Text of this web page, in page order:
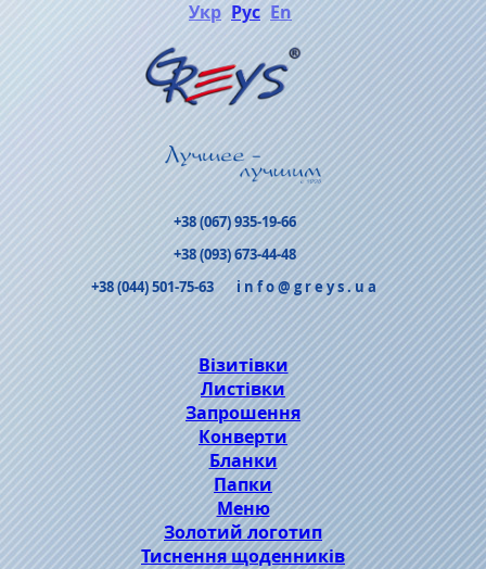
Укр Рус En
+38 (067) 935-19-66
+38 (093) 673-44-48
+38 (044) 501-75-63
info@greys.ua
Візитівки
Листівки
Запрошення
Конверти
Бланки
Папки
Меню
Золотий логотип
Тиснення щоденників